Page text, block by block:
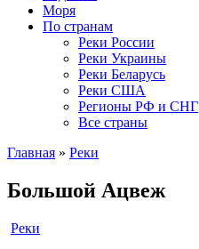
Моря
По странам
Реки России
Реки Украины
Реки Беларусь
Реки США
Регионы РФ и СНГ
Все страны
Главная » Реки
Большой Ацвеж
Реки